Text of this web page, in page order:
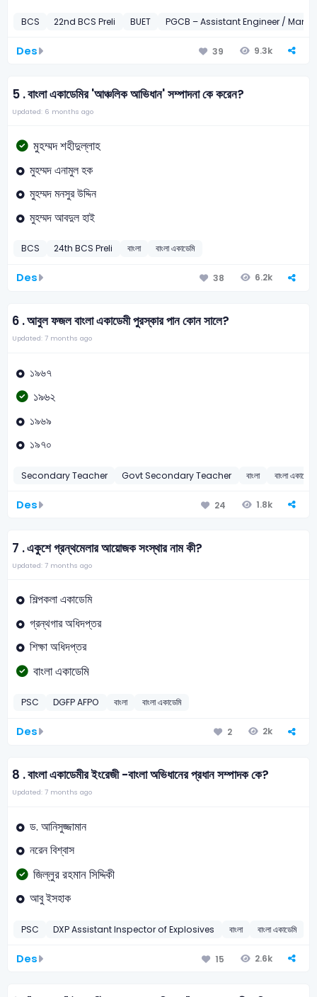
BCS 22nd BCS Preli BUET PGCB – Assistant Engineer /
Des 39 9.3k
5 .বাংলা একাডেমির 'আঞ্চলিক আভিধান' সম্পাদনা কে করেন?
Updated: 6 months ago
মুহম্মদ শহীদুল্লাহ
মুহম্মদ এনামুল হক
মুহম্মদ মনসুর উদ্দিন
মুহম্মদ আবদুল হাই
BCS 24th BCS Preli বাংলা বাংলা একাডেমি
Des 38 6.2k
6 .আবুল ফজল বাংলা একাডেমী পুরস্কার পান কোন সালে?
Updated: 7 months ago
১৯৬৭
১৯৬২
১৯৬৯
১৯৭০
Secondary Teacher Govt Secondary Teacher বাংলা বাংলা একাডেমি
Des 24 1.8k
7 .একুশে গ্রন্থমেলার আয়োজক সংস্থার নাম কী?
Updated: 7 months ago
শিল্পকলা একাডেমি
গ্রন্থগার অধিদপ্তর
শিক্ষা অধিদপ্তর
বাংলা একাডেমি
PSC DGFP AFPO বাংলা বাংলা একাডেমি
Des 2 2k
8 .বাংলা একাডেমীর ইংরেজী -বাংলা অভিধানের প্রধান সম্পাদক কে?
Updated: 7 months ago
ড. আনিসুজ্জামান
নরেন বিশ্বাস
জিল্লুর রহমান সিদ্দিকী
আবু ইসহাক
PSC DXP Assistant Inspector of Explosives বাংলা বাংলা একাডেমি
Des 15 2.6k